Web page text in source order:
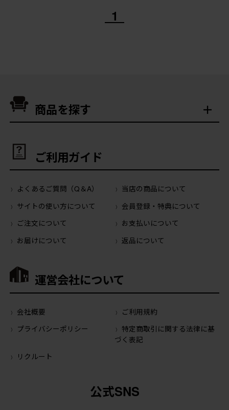
1
商品を探す
ご利用ガイド
よくあるご質問（Q＆A）
当店の商品について
サイトの使い方について
会員登録・特典について
ご注文について
お支払いについて
お届けについて
返品について
運営会社について
会社概要
ご利用規約
プライバシーポリシー
特定商取引に関する法律に基
づく表記
リクルート
公式SNS